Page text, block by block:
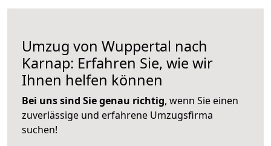
Umzug von Wuppertal nach
Karnap: Erfahren Sie, wie wir
Ihnen helfen können
Bei uns sind Sie genau richtig, wenn Sie einen
zuverlässige und erfahrene Umzugsfirma
suchen!